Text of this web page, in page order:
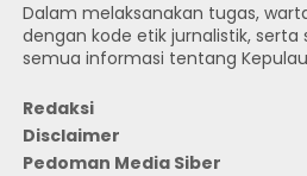
Dalam melaksanakan tugas,
dengan kode etik jurnalistik, serta
semua informasi tentang
Redaksi
Disclaimer
Pedoman Media Siber